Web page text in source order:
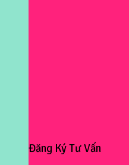
Đăng Ký Tư Vấn